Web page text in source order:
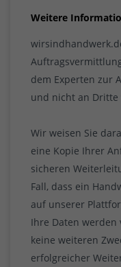
Weitere
dem Experten zur
und nicht an
Wir weisen Sie
eine Kopie Ihrer
sicheren
Fall, dass ein
auf unserer
Ihre Daten
keine weiteren
erfolgreicher